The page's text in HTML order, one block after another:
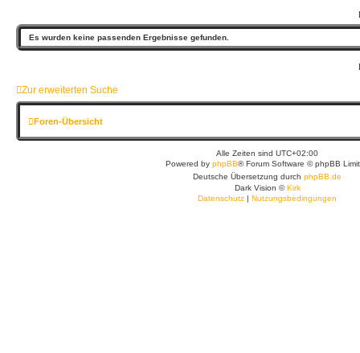
Es wurden keine passenden Ergebnisse gefunden.
Zur erweiterten Suche
Foren-Übersicht
Alle Zeiten sind UTC+02:00
Powered by phpBB® Forum Software © phpBB
Deutsche Übersetzung durch phpBB.de
Dark Vision ©Kirk
Datenschutz | Nutzungsbedingungen